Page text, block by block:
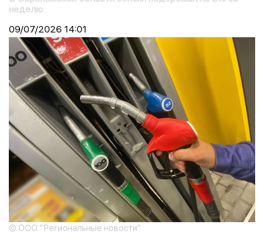
неделю
09/07/2026 14:01
© ООО "Региональные новости"